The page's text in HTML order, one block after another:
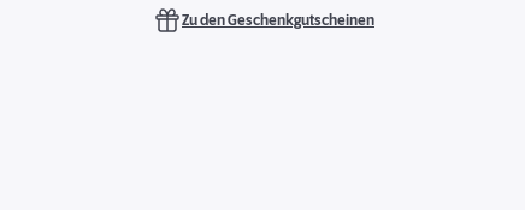
Zu den Geschenkgutscheinen